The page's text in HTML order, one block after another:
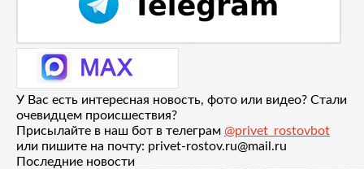
У Вас есть интересная новость, фото или видео? Стали
очевидцем происшествия?
Присылайте в наш бот в телеграм @privet_rostovbot
или пишите на почту: privet-rostov.ru@mail.ru
Последние новости